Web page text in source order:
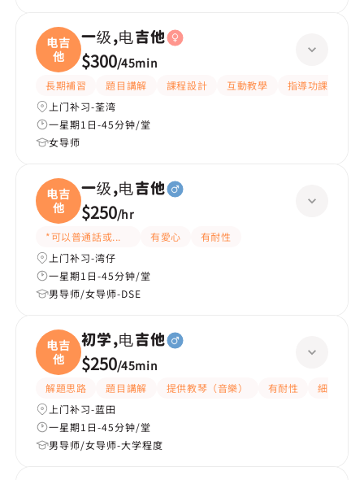
电吉
他
一级,电吉他
$300/45min
長期補習 題目講解 課程設計 互動教學 指導功課
上门补习-荃湾
一星期1日-45分钟/堂
女导师
电吉
他
一级,电吉他
$250/hr
*可以普通話或英文 有愛心
有耐性
上门补习-湾仔
一星期1日-45分钟/堂
男导师/女导师-DSE
电吉
他
初学,电吉他
$250/45min
解題思路 題目講解 提供教琴（音樂） 有耐性 細心
上门补习-蓝田
一星期1日-45分钟/堂
男导师/女导师-大学程度